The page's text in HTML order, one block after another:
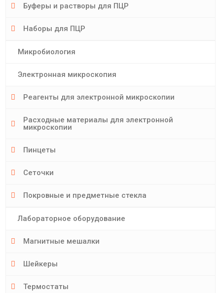
Буферы и растворы для ПЦР
Наборы для ПЦР
Микробиология
Электронная микроскопия
Реагенты для электронной микроскопии
Расходные материалы для электронной
микроскопии
Пинцеты
Сеточки
Покровные и предметные стекла
Лабораторное оборудование
Магнитные мешалки
Шейкеры
Термостаты